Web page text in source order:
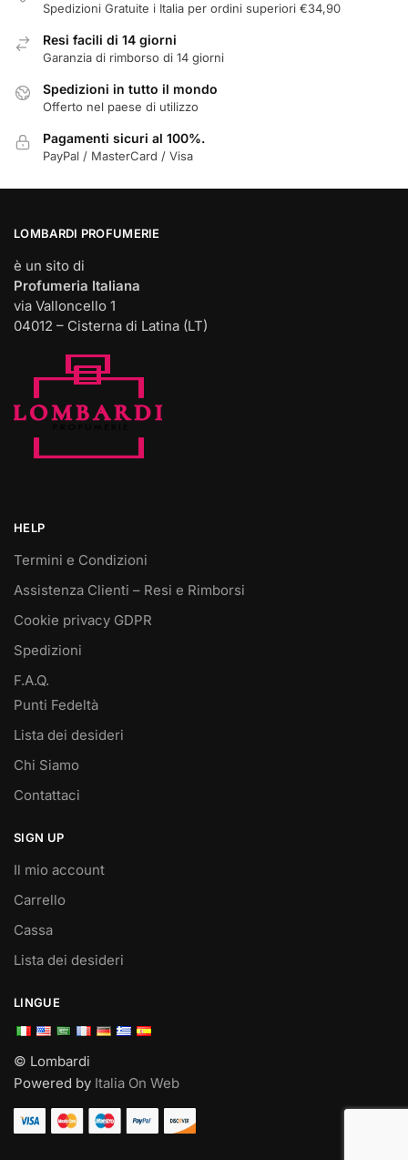
del
Spedizioni Gratuite i Italia per ordini superiori €34,90
Resi facili di 14 giorni
Garanzia di rimborso di 14 giorni
Spedizioni in tutto il mondo
Offerto nel paese di utilizzo
Pagamenti sicuri al 100%.
PayPal / MasterCard / Visa
LOMBARDI PROFUMERIE
è un sito di
Profumeria Italiana
via Valloncello 1
04012 – Cisterna di Latina (LT)
HELP
Termini e Condizioni
Assistenza Clienti – Resi e Rimborsi
Cookie privacy GDPR
Spedizioni
F.A.Q.
Punti Fedeltà
Lista dei desideri
Chi Siamo
Contattaci
SIGN UP
Il mio account
Carrello
Cassa
Lista dei desideri
LINGUE
© Lombardi
Powered by Italia On Web